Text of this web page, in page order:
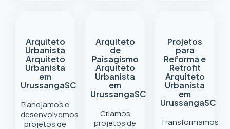
Arquiteto
Urbanista
Arquiteto
Urbanista
em
UrussangaSC
Planejamos e
desenvolvemos
projetos de
Arquiteto
de
Paisagismo
Arquiteto
Urbanista
em
UrussangaSC
Criamos
projetos de
Projetos
para
Reforma e
Retrofit
Arquiteto
Urbanista
em
UrussangaSC
Transformamos